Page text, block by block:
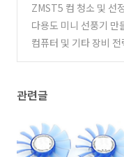
ZMST5 컴 청소 및 선
다용도 미니 선풍기 만
컴퓨터 및 기타 장비 전
관련글